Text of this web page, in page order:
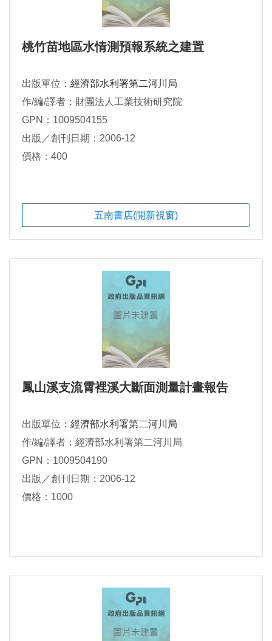
桃竹苗地區水情測預報系統之建置
出版單位： 經濟部水利署第二河川局
作/編/譯者：財團法人工業技術研究院
GPN：1009504155
出版／創刊日期：2006-12
價格：400
五南書店(開新視窗)
鳳山溪支流霄裡溪大斷面測量計畫報告
出版單位： 經濟部水利署第二河川局
作/編/譯者：經濟部水利署第二河川局
GPN：1009504190
出版／創刊日期：2006-12
價格：1000